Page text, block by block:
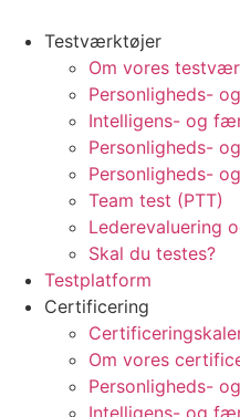
Testværktøjer
Om vores
Personligheds-
Intelligens- og
Personligheds-
Personligheds-
Team test (PTT)
Lederevaluering
Skal du testes?
Testplatform
Certificering
Om vores
Personligheds-
Intelligens- og